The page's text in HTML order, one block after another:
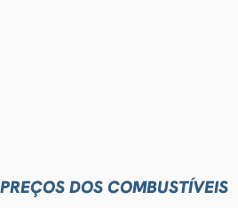
PREÇOS DOS COMBUSTÍVEIS